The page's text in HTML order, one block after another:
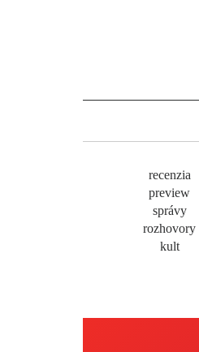
recenzia
preview
správy
rozhovory
kult